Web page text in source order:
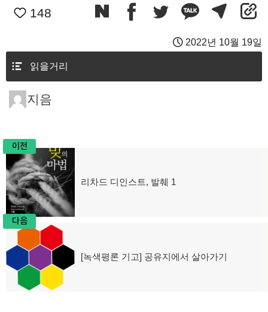
148
2022년 10월 19일
읽을거리
지음
글
탐
색
이전
이
리차드 디인스트, 발췌 1
다음
다
[녹색평론 기고] 공유지에서 살아가기